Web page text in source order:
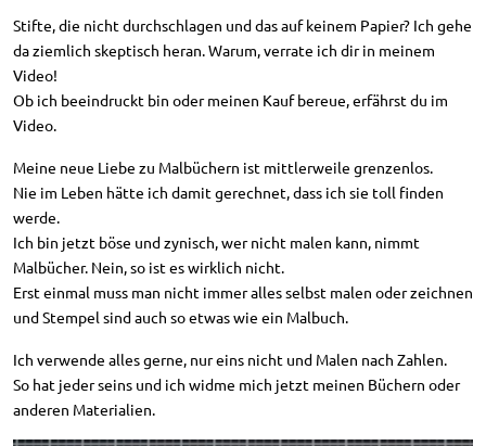
Stifte, die nicht durchschlagen und das auf keinem Papier? Ich gehe
da ziemlich skeptisch heran. Warum, verrate ich dir in meinem
Video!
Ob ich beeindruckt bin oder meinen Kauf bereue, erfährst du im
Video.
Meine neue Liebe zu Malbüchern ist mittlerweile grenzenlos.
Nie im Leben hätte ich damit gerechnet, dass ich sie toll finden
werde.
Ich bin jetzt böse und zynisch, wer nicht malen kann, nimmt
Malbücher. Nein, so ist es wirklich nicht.
Erst einmal muss man nicht immer alles selbst malen oder zeichnen
und Stempel sind auch so etwas wie ein Malbuch.
Ich verwende alles gerne, nur eins nicht und Malen nach Zahlen.
So hat jeder seins und ich widme mich jetzt meinen Büchern oder
anderen Materialien.